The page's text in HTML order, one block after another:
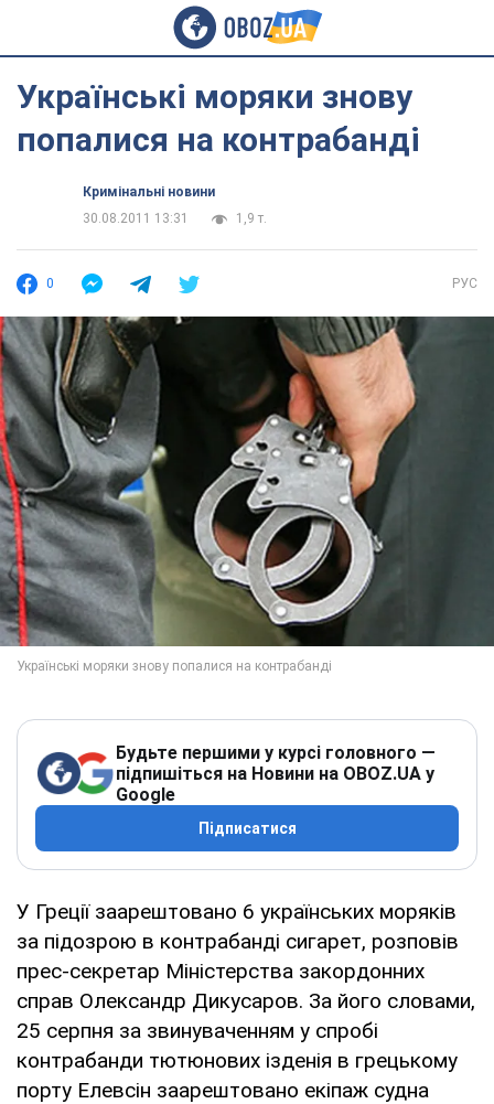
Українські моряки знову
попалися на контрабанді
Кримінальні новини
30.08.2011 13:31
1,9 т.
0 РУС
Будьте першими у курсі головного —
підпишіться на Новини на OBOZ.UA у
Google
Підписатися
У Греції заарештовано 6 українських моряків
за підозрою в контрабанді сигарет, розповів
прес-секретар Міністерства закордонних
справ Олександр Дикусаров. За його словами,
25 серпня за звинуваченням у спробі
контрабанди тютюнових ізденія в грецькому
порту Елевсін заарештовано екіпаж судна